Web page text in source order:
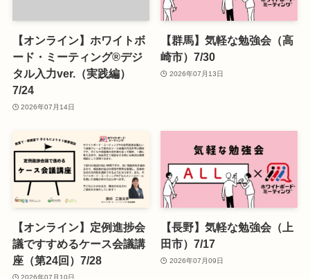
【オンライン】ホワイトボ
ード・ミーティング®デジ
タル入力ver.（実践編）
7/24
2026年07月14日
【群馬】気軽な勉強会（高
崎市）7/30
2026年07月13日
【オンライン】定例進捗会
議ですすめるケース会議講
座（第24回）7/28
2026年07月10日
【長野】気軽な勉強会（上
田市）7/17
2026年07月09日